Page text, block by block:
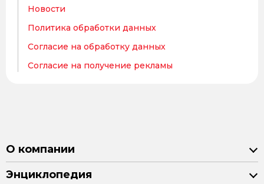
Новости
Политика обработки данных
Согласие на обработку данных
Согласие на получение рекламы
О компании
Энциклопедия